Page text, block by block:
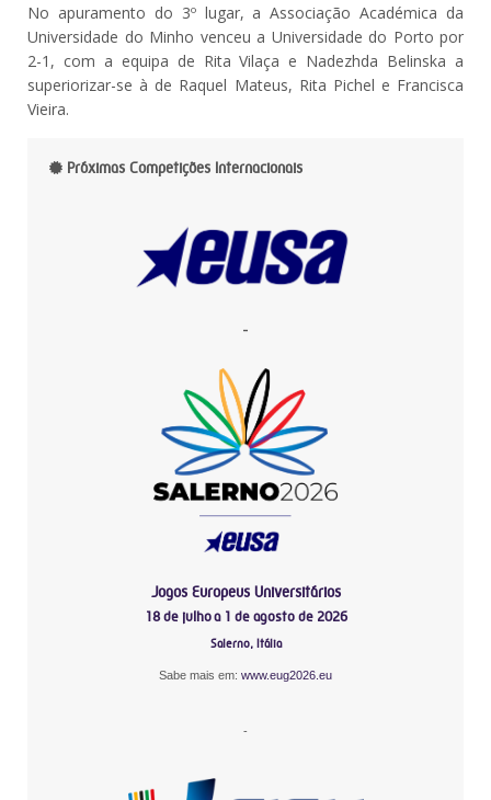
No apuramento do 3º lugar, a Associação Académica da
Universidade do Minho venceu a Universidade do Porto por
2-1, com a equipa de Rita Vilaça e Nadezhda Belinska a
superiorizar-se à de Raquel Mateus, Rita Pichel e Francisca
Vieira.
Próximas Competições Internacionais
-
Jogos Europeus Universitários
18 de julho a 1 de agosto de 2026
Salerno, Itália
Sabe mais em: www.eug2026.eu
-